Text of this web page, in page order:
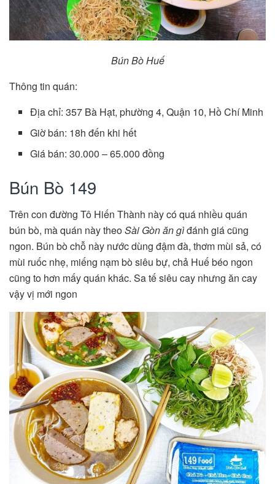
Bún Bò Huế
Thông tin quán:
Địa chỉ: 357 Bà Hạt, phường 4, Quận 10, Hồ Chí Minh
Giờ bán: 18h đến khi hết
Giá bán: 30.000 – 65.000 đồng
Bún Bò 149
Trên con đường Tô Hiến Thành này có quá nhiều quán
bún bò, mà quán này theoSài Gòn ăn gìđánh giá cũng
ngon. Bún bò chỗ này nước dùng đậm đà, thơm mùi sả, có
mùi ruốc nhẹ, miếng nạm bò siêu bự, chả Huế béo ngon
cũng to hơn mấy quán khác. Sa tế siêu cay nhưng ăn cay
vậy vị mới ngon